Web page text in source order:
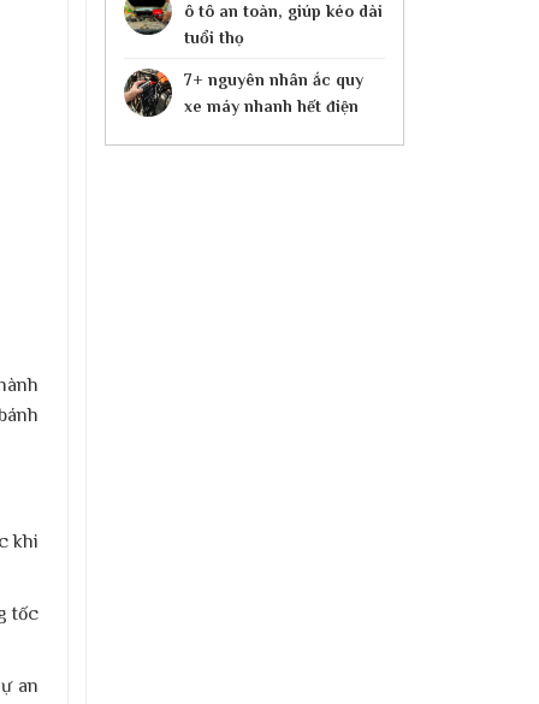
khi
tốc
an
ô tô an toàn, giúp kéo dài
tuổi thọ
7+ nguyên nhân ắc quy
xe máy nhanh hết điện